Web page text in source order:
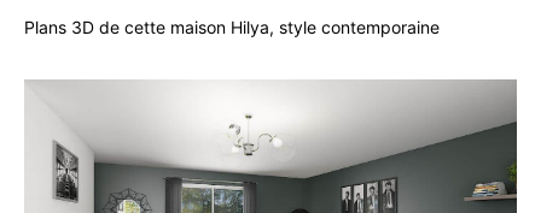
Plans 3D de cette maison Hilya, style contemporaine